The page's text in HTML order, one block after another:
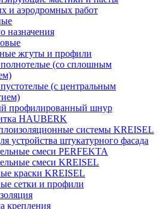
и аэродромных работ
назначения
жгуты и профили
(со сплошным
(с центральным
профилированный шнур
HAUBERK
системы KREISEL
устройства штукатурного фасада
смеси PERFEKTA
смеси KREISEL
краски KREISEL
сетки и профили
крепления